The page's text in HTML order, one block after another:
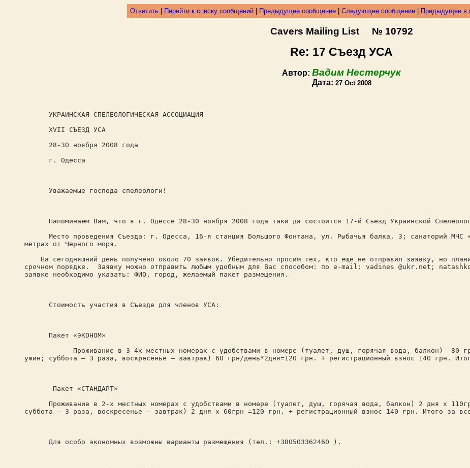
Ответить| Перейти к списку сообщений| Предыдущее сообщение| Следующее сообщение| Предыдущее в
Cavers Mailing List № 10792
Re: 17 Съезд УСА
Автор: Вадим Нестерчук
Дата: 27 Oct 2008
УКРАИНСКАЯ СПЕЛЕОЛОГИЧЕСКАЯ АССОЦИАЦИЯ
ХVII СЪЕЗД УСА
28-30 ноября 2008 года
г. Одесса
Уважаемые господа спелеологи!
Напоминаем Вам, что в г. Одессе 28-30 ноября 2008 года таки да состоится 17-й Съезд Украинской
Место проведения Съезда: г. Одесса, 16-я станция Большого Фонтана, ул. Рыбачья балка, 3; санаторий МЧС
метрах от Черного моря.
На сегодняшний день получено около 70 заявок. Убедительно просим тех, кто еще не отправил заявку, но
срочном порядке. Заявку можно отправить любым удобным для Вас способом: по e-mail: vadines @ukr.net;
заявке необходимо указать: ФИО, город, желаемый пакет размещения.
Стоимость участия в Съезде для членов УСА:
Пакет «ЭКОНОМ»
Проживание в 3-4х местных номерах с удобствами в номере (туалет, душ, горячая вода, балкон) 80 гр/
ужин; суббота – 3 раза, воскресенье – завтрак) 60 грн/день*2дня=120 грн. + регистрационный взнос 140 грн.
Пакет «СТАНДАРТ»
Проживание в 2-х местных номерах с удобствами в номере (туалет, душ, горячая вода, балкон) 2 дня х
суббота – 3 раза, воскресенье – завтрак) 2 дня х 60грн =120 грн. + регистрационный взнос 140 грн. Итого за
Для особо экономных возможны варианты размещения (тел.: +380503362460 ).